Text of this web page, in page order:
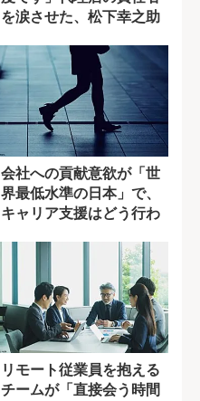
を涙させた、松下幸之助
会社への貢献意欲が「世
界最低水準の日本」で、
キャリア支援はどう行わ
リモート従業員を抱える
チームが「直接会う時間